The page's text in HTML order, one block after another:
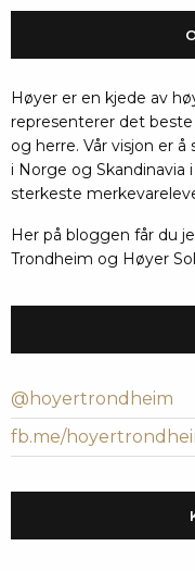
Høyer er en kjede av
representerer det
og herre. Vår visjon er
i Norge og Skandinavia
sterkeste
Her på bloggen får du
Trondheim og Høyer
@hoyertrondheim
fb.me/